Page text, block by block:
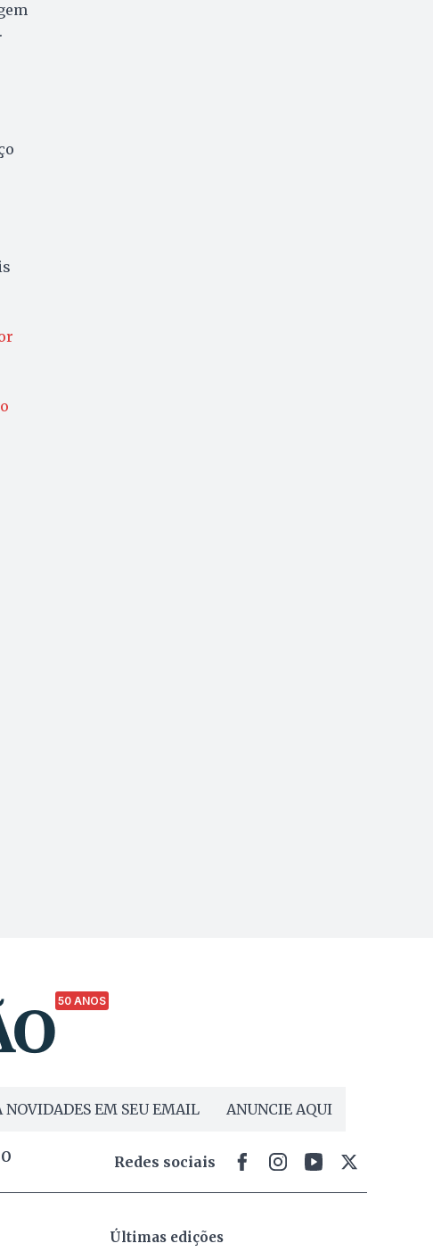
50 ANOS
NOVIDADES EM SEU EMAIL ANUNCIE AQUI
Redes sociais
Últimas edições